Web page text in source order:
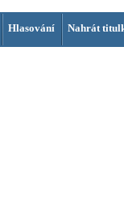
Hlasování Nahrát